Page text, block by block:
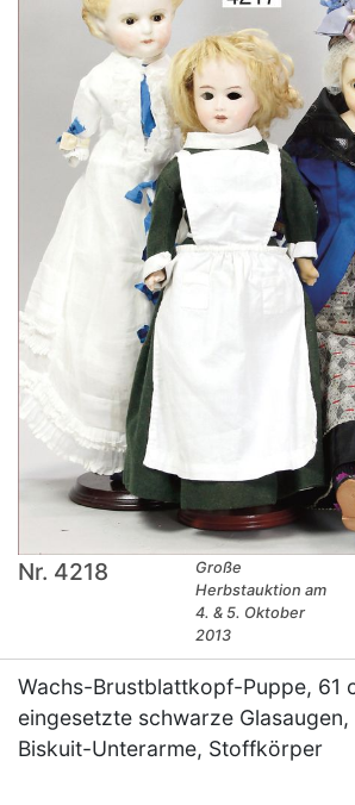
Nr. 4218
Große
Herbstauktion am
4. & 5. Oktober
2013
Wachs-Brustblattkopf-Puppe, 61
eingesetzte schwarze
Biskuit-Unterarme, Stoffkörper